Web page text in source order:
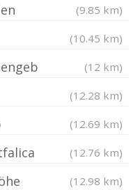
(9.85 km)
(10.45 km)
(12 km)
(12.28 km)
(12.69 km)
(12.76 km)
(12.98 km)